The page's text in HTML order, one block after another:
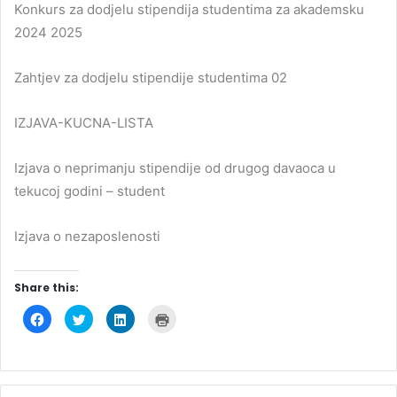
Konkurs za dodjelu stipendija studentima za akademsku
2024 2025
Zahtjev za dodjelu stipendije studentima 02
IZJAVA-KUCNA-LISTA
Izjava o neprimanju stipendije od drugog davaoca u
tekucoj godini – student
Izjava o nezaposlenosti
Share this:
C
l
t
s
C
l
t
s
C
l
t
s
t
p